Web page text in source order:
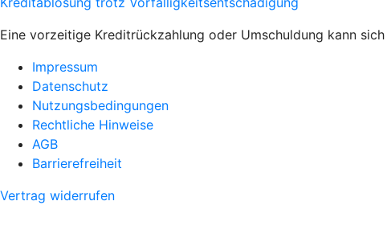
Eine vorzeitige Kreditrückzahlung oder Umschuldung kann sich
Impressum
Datenschutz
Nutzungsbedingungen
Rechtliche Hinweise
AGB
Barrierefreiheit
Vertrag widerrufen